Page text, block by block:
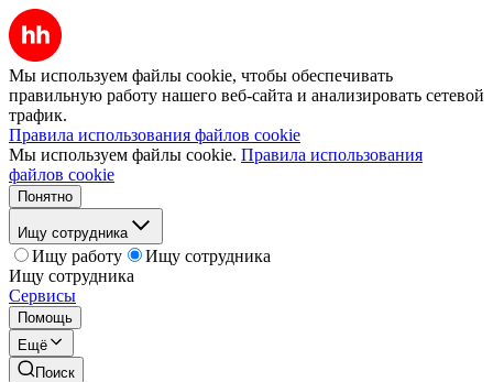
Мы используем файлы cookie, чтобы обеспечивать
правильную работу нашего веб-сайта и анализировать сетевой
трафик.
Правила использования файлов cookie
Мы используем файлы cookie. Правила использования
файлов cookie
Понятно
Ищу сотрудника
Ищу работу
Ищу сотрудника
Ищу сотрудника
Сервисы
Помощь
Ещё
Поиск